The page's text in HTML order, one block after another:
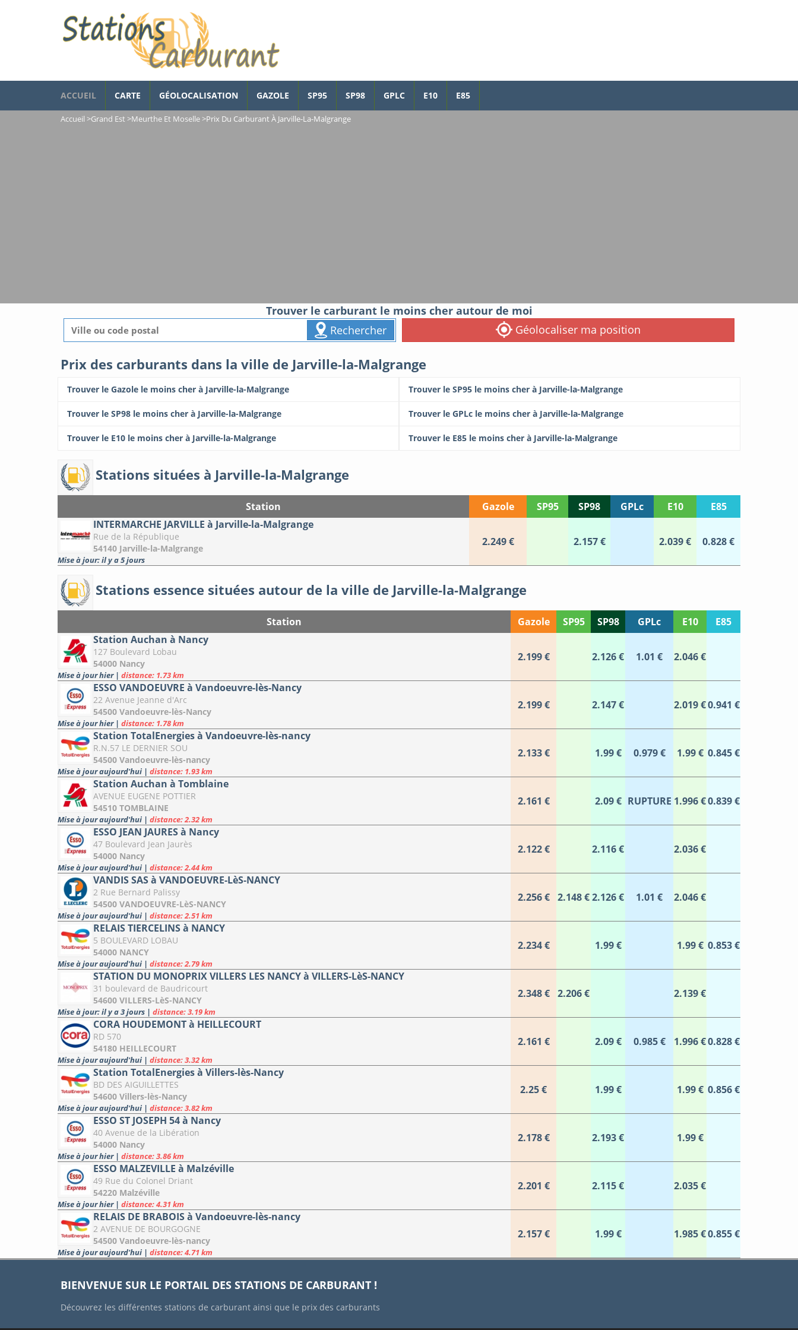
ACCUEIL CARTE GÉOLOCALISATION GAZOLE SP95 SP98 GPLC E10 E85
Accueil >Grand Est >Meurthe Et Moselle>Prix Du Carburant À Jarville-La-Malgrange
Trouver le carburant le moins cher autour de moi
Rechercher
Géolocaliser ma position
Prix des carburants dans la ville de Jarville-la-Malgrange
Trouver le Gazole le moins cher à Jarville-la-Malgrange Trouver le SP95 le moins cher à Jarville-la-Malgrange
Trouver le SP98 le moins cher à Jarville-la-Malgrange Trouver le GPLc le moins cher à Jarville-la-Malgrange
Trouver le E10 le moins cher à Jarville-la-Malgrange Trouver le E85 le moins cher à Jarville-la-Malgrange
Stations situées à Jarville-la-Malgrange
Station Gazole SP95 SP98 GPLc E10
E85
INTERMARCHE JARVILLE à Jarville-la-Malgrange
Rue de la République
54140 Jarville-la-Malgrange
Mise à jour: il y a 5 jours
2.249 € 2.157 € 2.039 € 0.828 €
Stations essence situées autour de la ville de Jarville-la-Malgrange
Station Gazole SP95 SP98 GPLc E10
E85
Station Auchan à Nancy
127 Boulevard Lobau
54000 Nancy
Mise à jour hier | distance: 1.73 km
2.199 € 2.126 € 1.01 € 2.046 €
ESSO VANDOEUVRE à Vandoeuvre-lès-Nancy
22 Avenue Jeanne d'Arc
54500 Vandoeuvre-lès-Nancy
Mise à jour hier | distance: 1.78 km
2.199 € 2.147 € 2.019 €0.941 €
Station TotalEnergies à Vandoeuvre-lès-nancy
R.N.57 LE DERNIER SOU
54500 Vandoeuvre-lès-nancy
Mise à jour aujourd'hui | distance: 1.93 km
2.133 € 1.99 € 0.979 € 1.99 € 0.845 €
Station Auchan à Tomblaine
AVENUE EUGENE POTTIER
54510 TOMBLAINE
Mise à jour aujourd'hui | distance: 2.32 km
2.161 € 2.09 € RUPTURE 1.996 €0.839 €
ESSO JEAN JAURES à Nancy
47 Boulevard Jean Jaurès
54000 Nancy
Mise à jour aujourd'hui | distance: 2.44 km
2.122 € 2.116 € 2.036 €
VANDIS SAS à VANDOEUVRE-LèS-NANCY
2 Rue Bernard Palissy
54500 VANDOEUVRE-LèS-NANCY
Mise à jour aujourd'hui | distance: 2.51 km
2.256 € 2.148 €2.126 € 1.01 € 2.046 €
RELAIS TIERCELINS à NANCY
5 BOULEVARD LOBAU
54000 NANCY
Mise à jour aujourd'hui | distance: 2.79 km
2.234 € 1.99 € 1.99 € 0.853 €
STATION DU MONOPRIX VILLERS LES NANCY à VILLERS-LèS-NANCY
31 boulevard de Baudricourt
54600 VILLERS-LèS-NANCY
Mise à jour: il y a 3 jours | distance: 3.19 km
2.348 € 2.206 € 2.139 €
CORA HOUDEMONT à HEILLECOURT
RD 570
54180 HEILLECOURT
Mise à jour aujourd'hui | distance: 3.32 km
2.161 € 2.09 € 0.985 € 1.996 €0.828 €
Station TotalEnergies à Villers-lès-Nancy
BD DES AIGUILLETTES
54600 Villers-lès-Nancy
Mise à jour aujourd'hui | distance: 3.82 km
2.25 € 1.99 € 1.99 € 0.856 €
ESSO ST JOSEPH 54 à Nancy
40 Avenue de la Libération
54000 Nancy
Mise à jour hier | distance: 3.86 km
2.178 € 2.193 € 1.99 €
ESSO MALZEVILLE à Malzéville
49 Rue du Colonel Driant
54220 Malzéville
Mise à jour hier | distance: 4.31 km
2.201 € 2.115 € 2.035 €
RELAIS DE BRABOIS à Vandoeuvre-lès-nancy
2 AVENUE DE BOURGOGNE
54500 Vandoeuvre-lès-nancy
Mise à jour aujourd'hui | distance: 4.71 km
2.157 € 1.99 € 1.985 €0.855 €
BIENVENUE SUR LE PORTAIL DES STATIONS DE CARBURANT !
Découvrez les différentes stations de carburant ainsi que le prix des carburants